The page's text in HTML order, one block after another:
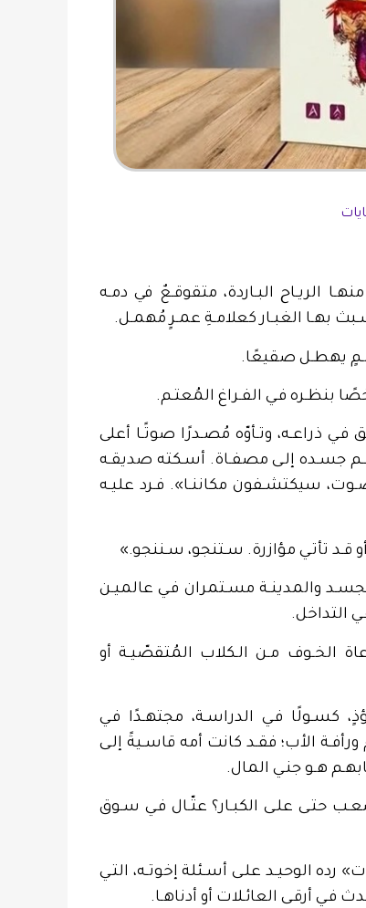
الريـاح البـاردة، متقوقـعٌ في دمـه
بهـا الغبـار كعلامـةِ عمـرٍ مُهمـل.
يهطـل صقيعًا.
بنظـره فـي الفـراغ المُعتـم.
ذراعـه، وتـأوّه مُصـدرًا صوتًـا أعلى
جسـده إلـى مصفـاة. أسـكته صديقـه
سيكتشـفون مكاننـا». فـرد عليـه
تأتـي مؤازرة. سـتنجو، سـننجو.»
والمدينـة مسـتمران فـي عالميـن
التداخل.
الخـوف مـن الـكلاب المُتقصّيـة أو
كسـولًا فـي الدراسـة، مجتهـدًا فـي
الأب؛ فقـد كانت أمه قاسـيةً إلـى
هـو جنـي المال.
حتـى علـى الكبـار؟ عتّـال فـي سـوق
رده الوحيـد علـى أسـئلة إخوتـه، التـي
فـي أرقـى العائـلات أو أدناهـا.